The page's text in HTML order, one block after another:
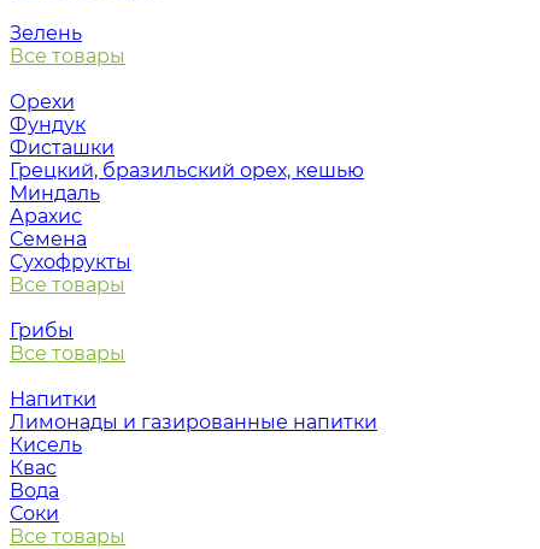
Зелень
Все товары
Орехи
Фундук
Фисташки
Грецкий, бразильский орех, кешью
Миндаль
Арахис
Семена
Сухофрукты
Все товары
Грибы
Все товары
Напитки
Лимонады и газированные напитки
Кисель
Квас
Вода
Соки
Все товары